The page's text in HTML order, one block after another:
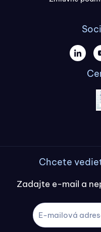
Chcete
Zadajte e-mail a